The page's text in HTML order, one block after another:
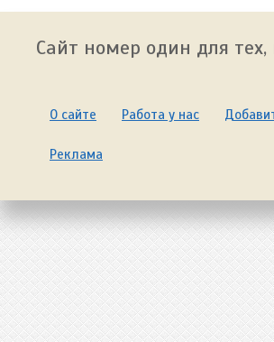
Сайт номер один для
О сайте Работа у нас
Реклама